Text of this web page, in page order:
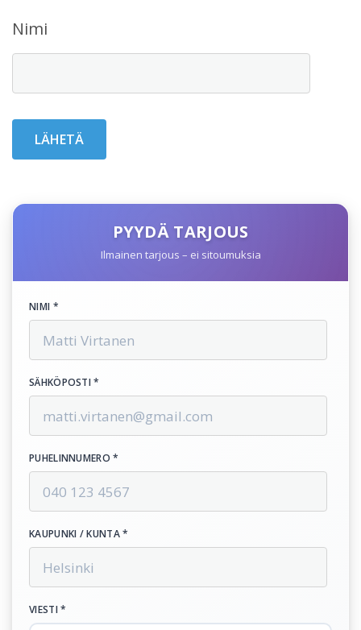
Nimi
PYYDÄ TARJOUS
Ilmainen tarjous – ei sitoumuksia
NIMI *
SÄHKÖPOSTI *
PUHELINNUMERO *
KAUPUNKI / KUNTA *
VIESTI *